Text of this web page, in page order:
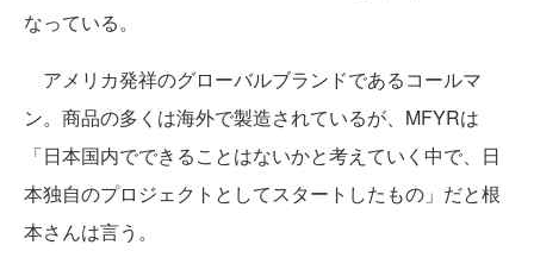
なっている。
アメリカ発祥のグローバルブランドであるコールマ
ン。商品の多くは海外で製造されているが、MFYRは
「日本国内でできることはないかと考えていく中で、日
本独自のプロジェクトとしてスタートしたもの」だと根
本さんは言う。